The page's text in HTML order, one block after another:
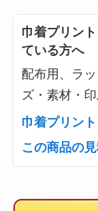
巾着プリン
ている方へ
配布用、ラ
ズ・素材・
巾着プリン
この商品の